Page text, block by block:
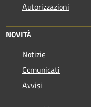
Autorizzazioni
NOVITÀ
Notizie
Comunicati
Avvisi